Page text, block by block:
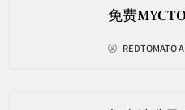
免费
REDTOMATO